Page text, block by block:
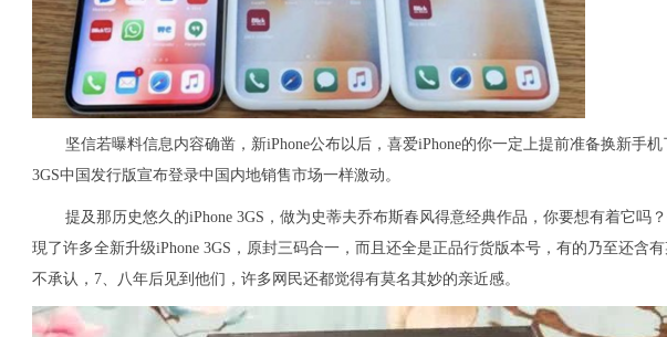
坚信若曝料信息内容确凿，新iPhone公布以后，喜爱iPhone的你一定上提前准备换新手
3GS中国发行版宣布登录中国内地销售市场一样激动。
提及那历史悠久的iPhone 3GS，做为史蒂夫乔布斯春风得意经典作品，你要想有着它吗
現了许多全新升级iPhone 3GS，原封三码合一，而且还全是正品行货版本号，有的乃至还含
不承认，7、八年后见到他们，许多网民还都觉得有莫名其妙的亲近感。